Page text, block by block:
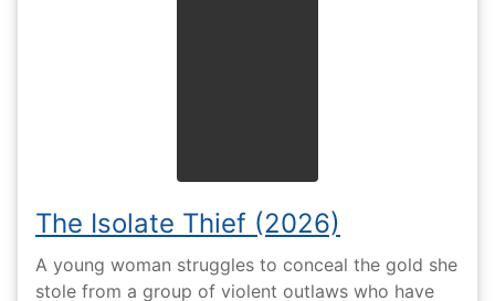
The Isolate Thief (2026)
A young woman struggles to conceal the gold she
stole from a group of violent outlaws who have